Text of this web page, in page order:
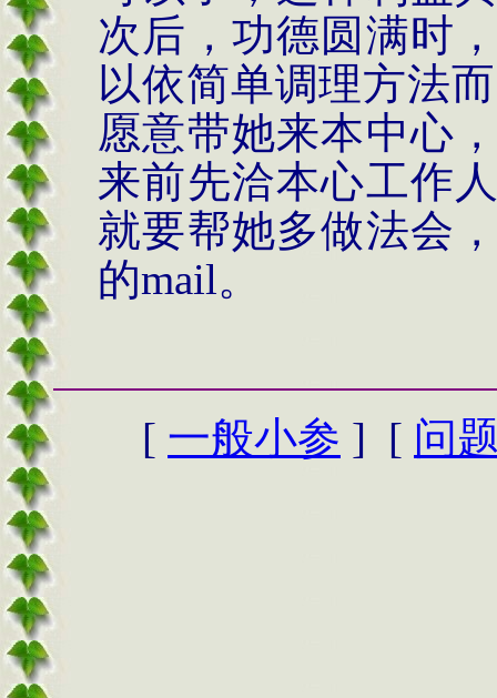
次后，功德圆满时
以依简单调理方法
愿意带她来本中心
来前先洽本心工作
就要帮她多做法会
的mail。
[ 一般小参 ] [ 问